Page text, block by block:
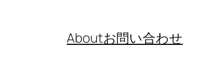
Aboutお問い合わせ